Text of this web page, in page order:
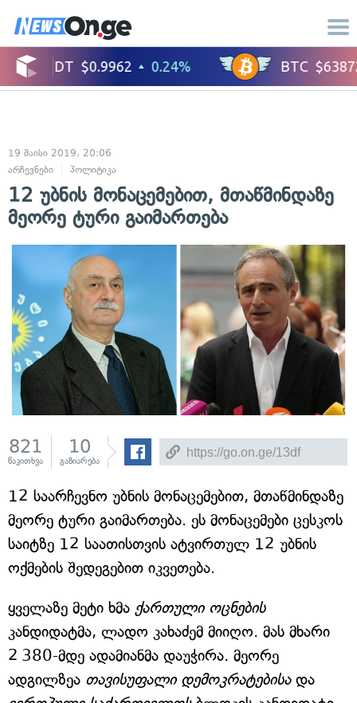
19 მაისი 2019, 20:06
არჩევნები
პოლიტიკა
12 უბნის მონაცემებით, მთაწმინდაზე
მეორე ტური გაიმართება
821
წაკითხვა
10
გაზიარება
12 საარჩევნო უბნის მონაცემებით, მთაწმინდაზე
მეორე ტური გაიმართება. ეს მონაცემები ცესკოს
საიტზე 12 საათისთვის ატვირთულ 12 უბნის
ოქმების შედეგებით იკვეთება.
ყველაზე მეტი ხმა ქართული ოცნების
კანდიდატმა, ლადო კახაძემ მიიღო. მას მხარი
2 380-მდე ადამიანმა დაუჭირა. მეორე
ადგილზეა თავისუფალი დემოკრატებისა და